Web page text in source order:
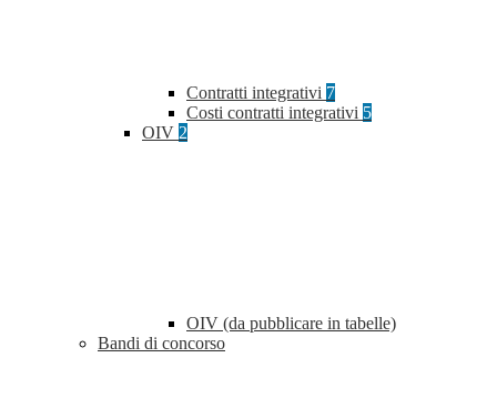
Contratti integrativi 7
Costi contratti integrativi 5
OIV 2
OIV (da pubblicare in tabelle)
Bandi di concorso